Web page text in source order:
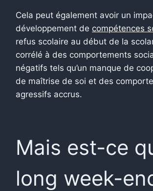
Cela peut également avoir un
développement de compétences
refus scolaire au début de la
corrélé à des comportements
négatifs tels qu’un manque de
de maîtrise de soi et des
agressifs accrus.
Mais est-ce
long week-